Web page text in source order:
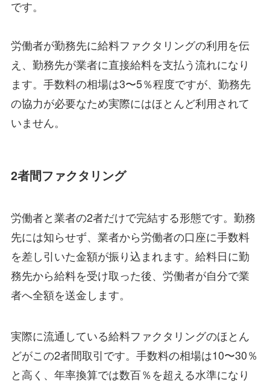
です。
労働者が勤務先に給料ファクタリングの利用を伝
え、勤務先が業者に直接給料を支払う流れになり
ます。手数料の相場は3〜5％程度ですが、勤務先
の協力が必要なため実際にはほとんど利用されて
いません。
2者間ファクタリング
労働者と業者の2者だけで完結する形態です。勤務
先には知らせず、業者から労働者の口座に手数料
を差し引いた金額が振り込まれます。給料日に勤
務先から給料を受け取った後、労働者が自分で業
者へ全額を送金します。
実際に流通している給料ファクタリングのほとん
どがこの2者間取引です。手数料の相場は10〜30％
と高く、年率換算では数百％を超える水準になり